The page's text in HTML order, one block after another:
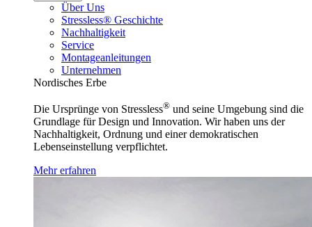
Über Uns
Stressless® Geschichte
Nachhaltigkeit
Service
Montageanleitungen
Unternehmen
Nordisches Erbe
Die Ursprünge von Stressless® und seine Umgebung sind die
Grundlage für Design und Innovation. Wir haben uns der
Nachhaltigkeit, Ordnung und einer demokratischen
Lebenseinstellung verpflichtet.
Mehr erfahren